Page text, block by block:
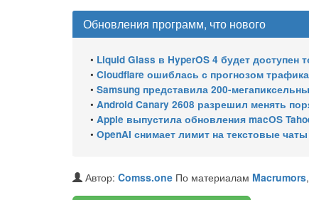
Обновления программ, что нового
• Liquid Glass в HyperOS 4 будет доступен
• Cloudflare ошиблась с прогнозом
• Samsung представила 200-
• Android Canary 2608 разрешил менять
• Apple выпустила обновления macOS Tahoe 26.6.1,
• OpenAI снимает лимит на текстовые
Автор: Comss.one По материалам Macrumors,